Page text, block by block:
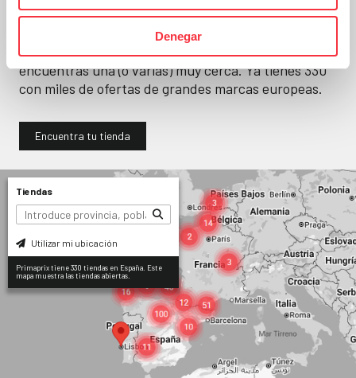
Denegar
En un segundo, la encuentras.
No paramos de abrirtiendas. Seguro que
encuentras una (o varias) muy cerca. Ya tienes330
con miles de ofertas de grandes marcas europeas.
Encuentra tu tienda
Tiendas
Utilizar mi ubicación
Primaprix tiene 330 tiendas en España. Este
mapa muestra las tiendas abiertas.